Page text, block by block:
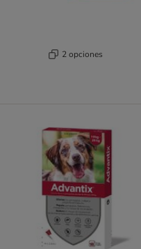
2 opciones